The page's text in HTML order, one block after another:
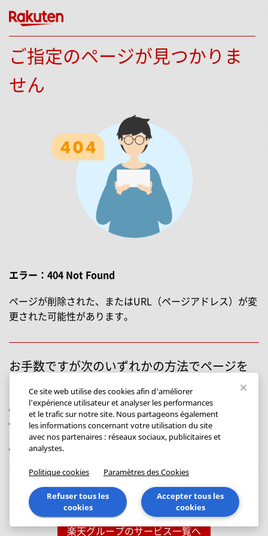
Ce site web utilise des cookies afin d'améliorer
l'expérience utilisateur et analyser les performances
et le trafic sur notre site. Nous partageons également
les informations concernant votre utilisation du site
avec nos partenaires : réseaux sociaux, publicitaires et
analystes.
Politique cookies Paramètres des Cookies
Refuser tous les
cookies
Accepter tous les
cookies